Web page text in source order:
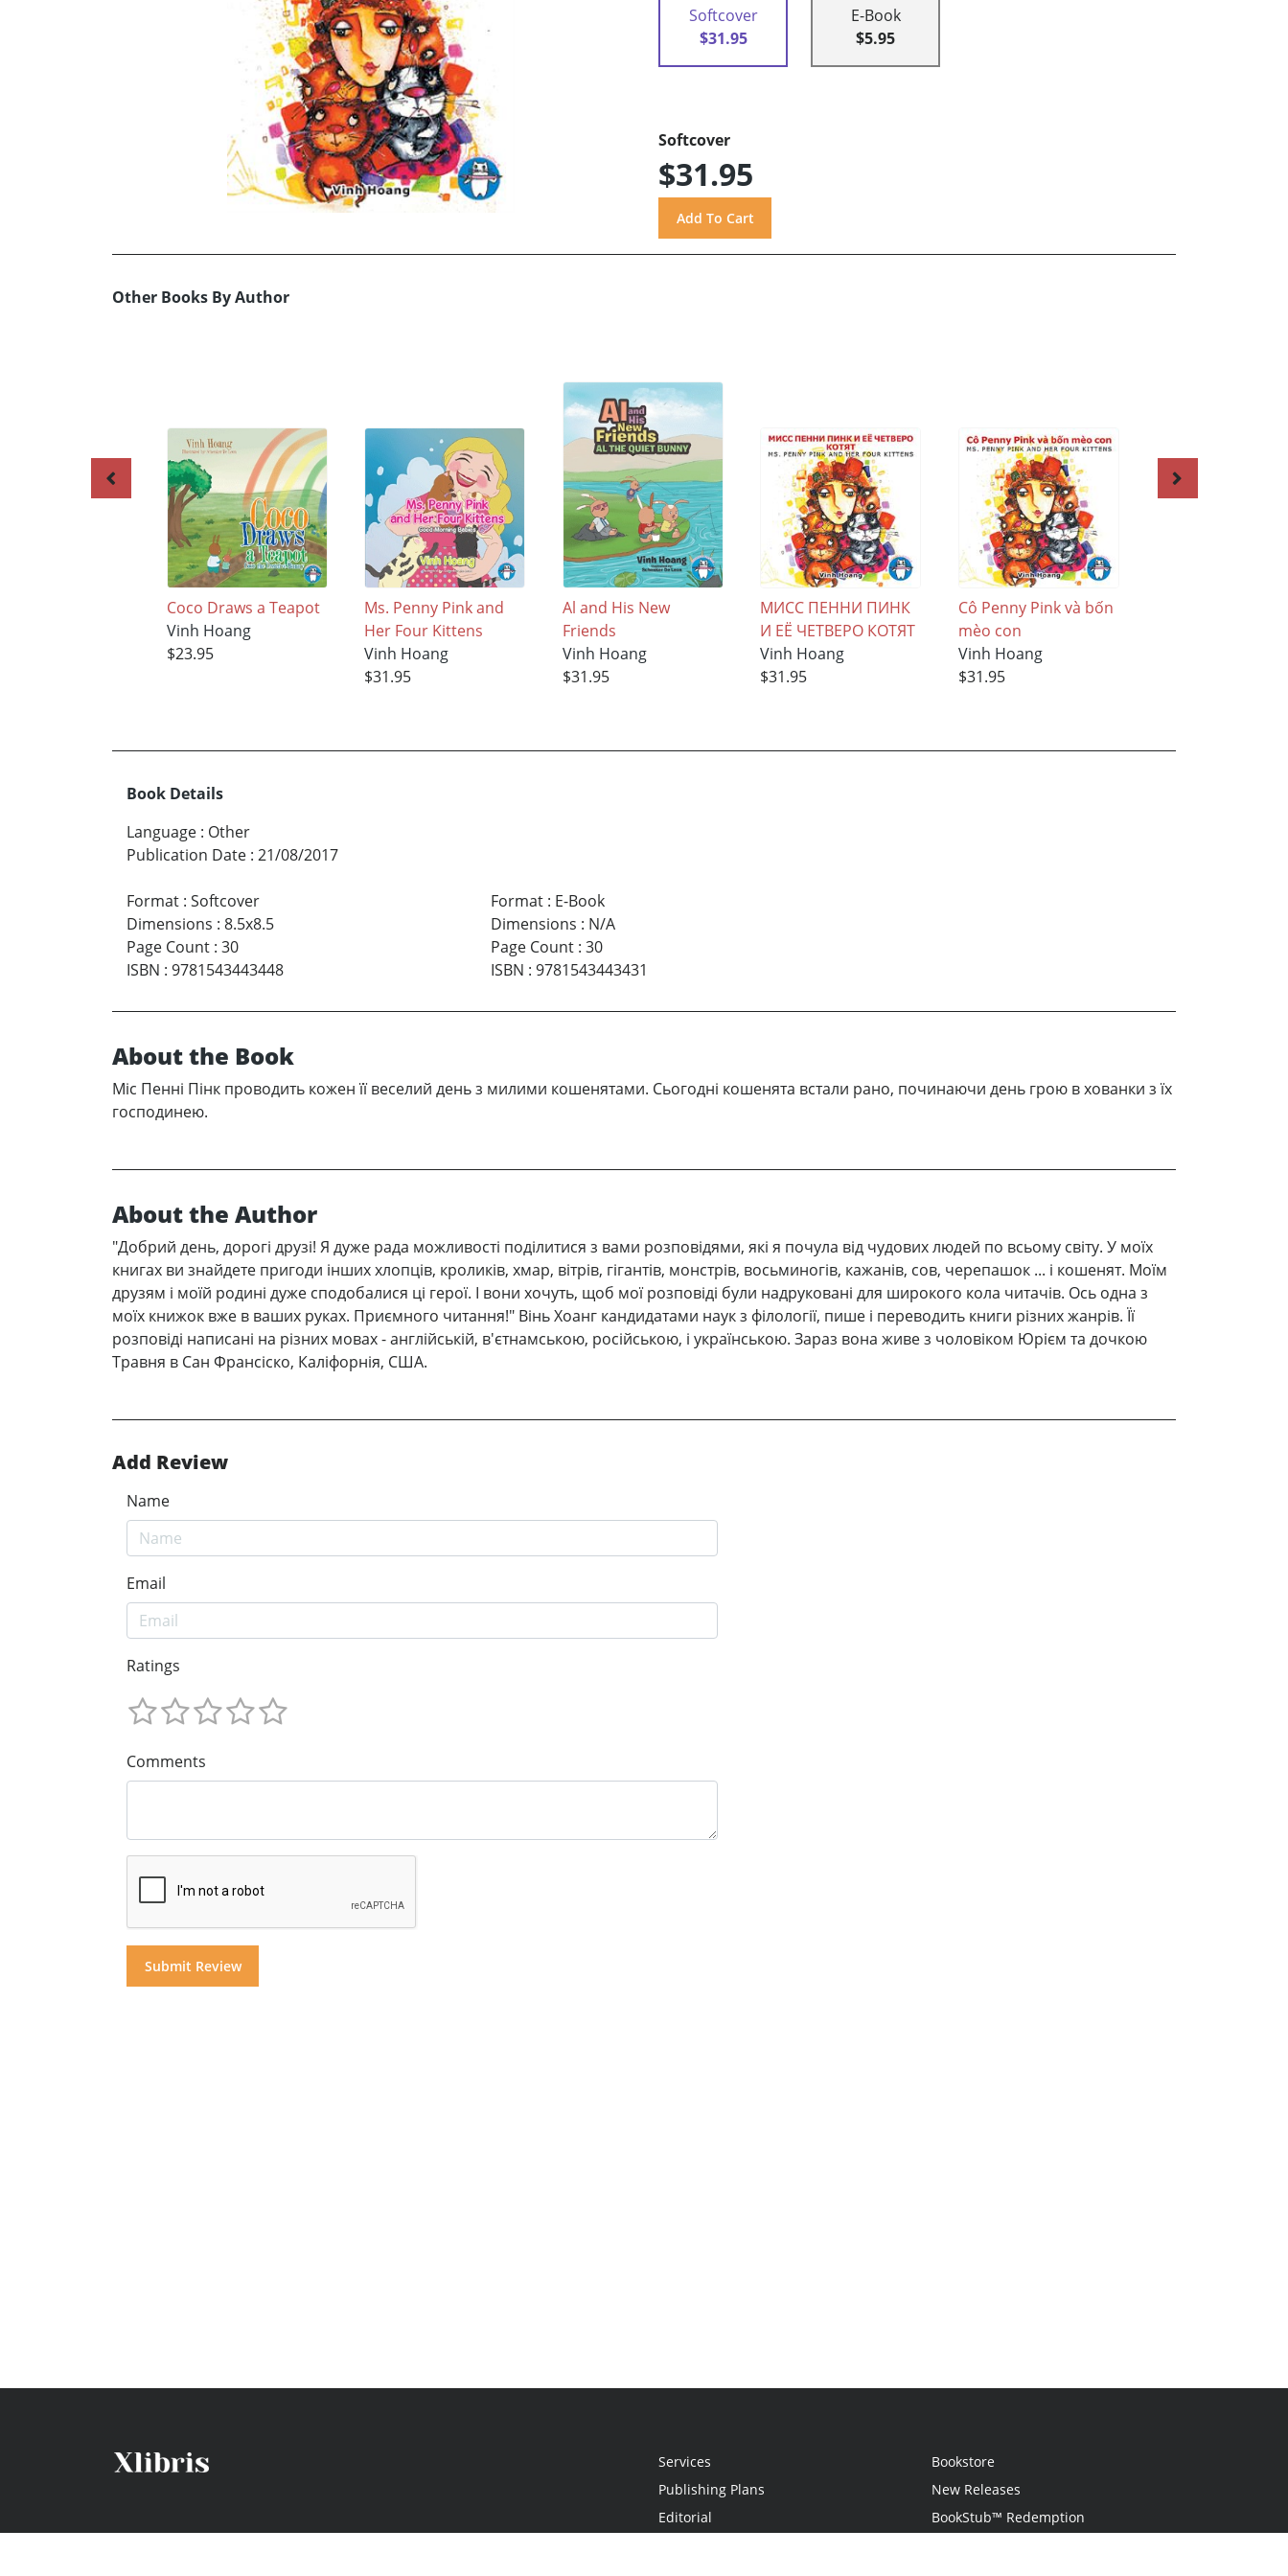
Softcover
$31.95
E-Book
$5.95
Softcover
$31.95
Other Books By Author
Coco Draws a Teapot
Vinh Hoang
$23.95
Ms. Penny Pink and
Her Four Kittens
Vinh Hoang
$31.95
Al and His New
Friends
Vinh Hoang
$31.95
МИСС ПЕННИ ПИНК
И ЕЁ ЧЕТВЕРО КОТЯT
Vinh Hoang
$31.95
Cô Penny Pink và bốn
mèo con
Vinh Hoang
$31.95
Book Details
Language : Other
Publication Date : 21/08/2017
Format : Softcover
Dimensions : 8.5x8.5
Page Count : 30
ISBN : 9781543443448
Format: E-Book
Dimensions : N/A
Page Count: 30
ISBN : 9781543443431
About the Book
Міс Пенні Пінк проводить кожен її веселий день з милими кошенятами. Сьогодні кошенята встали рано, починаючи день грою в хованки з їх
господинею.
About the Author
"Добрий день, дорогі друзі! Я дуже радa можливості поділитися з вами розповідями, які я почула від чудових людей по всьому світу. У моїх
книгах ви знайдете пригоди інших хлопців, кроликів, хмар, вітрів, гігантів, монстрів, восьминогів, кажанів, сов, черепашок ... і кошенят. Моїм
друзям і моїй родині дуже сподобалися ці герої. І вони хочуть, щоб мої розповіді були надруковані для широкого кола читачів. Ось одна з
моїх книжок вже в ваших руках. Приємного читання!" Вінь Хоанг кандидатами наук з філології, пише і переводить книги різних жанрів. Її
розповіді написані на різних мовах - англійській, в'єтнамською, російською, і українською. Зараз вона живе з чоловіком Юрієм та дочкою
Травня в Cан Франсіско, Каліфорнія, США.
Add Review
Name
Email
Ratings
Comments
Services
Publishing Plans
Editorial
Bookstore
New Releases
BookStub™ Redemption